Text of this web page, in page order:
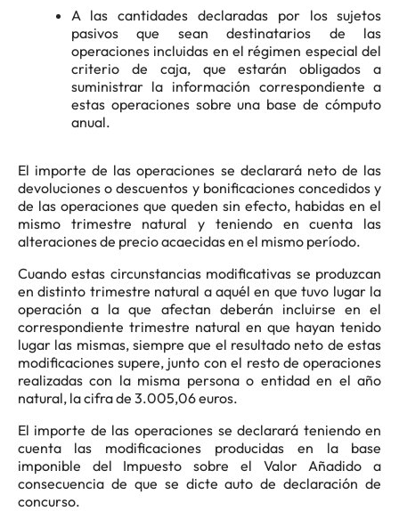
A las cantidades declaradas por los sujetos
pasivos que sean destinatarios de las
operaciones incluidas en el régimen especial del
criterio de caja, que estarán obligados a
suministrar la información correspondiente a
estas operaciones sobre una base de cómputo
anual.
El importe de las operaciones se declarará neto de las
devoluciones o descuentos y bonificaciones concedidos y
de las operaciones que queden sin efecto, habidas en el
mismo trimestre natural y teniendo en cuenta las
alteraciones de precio acaecidas en el mismo período.
Cuando estas circunstancias modificativas se produzcan
en distinto trimestre natural a aquél en que tuvo lugar la
operación a la que afectan deberán incluirse en el
correspondiente trimestre natural en que hayan tenido
lugar las mismas, siempre que el resultado neto de estas
modificaciones supere, junto con el resto de operaciones
realizadas con la misma persona o entidad en el año
natural, la cifra de 3.005,06 euros.
El importe de las operaciones se declarará teniendo en
cuenta las modificaciones producidas en la base
imponible del Impuesto sobre el Valor Añadido a
consecuencia de que se dicte auto de declaración de
concurso.